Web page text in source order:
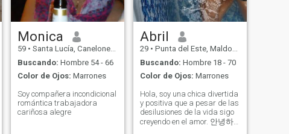
Monica
59 • Santa Lucía, Canelones, Uruguay
Buscando: Hombre 54 - 66
Color de Ojos: Marrones
Soy compañera incondicional
romántica trabajadora
cariñosa alegre
Abril
29 • Punta del Este, Maldonado, Uruguay
Buscando: Hombre 18 - 70
Color de Ojos: Marrones
Hola, soy una chica divertida
y positiva que a pesar de las
desilusiones de la vida sigo
creyendo en el amor. 안녕하